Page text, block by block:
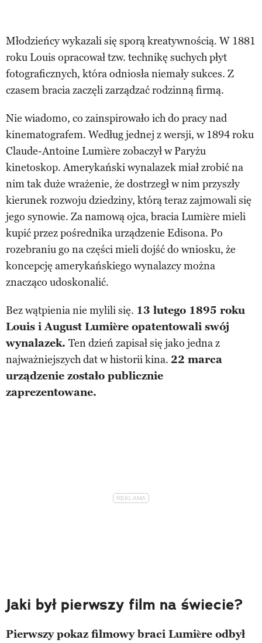
Młodzieńcy wykazali się sporą kreatywnością. W 1881
roku Louis opracował tzw. technikę suchych płyt
fotograficznych, która odniosła niemały sukces. Z
czasem bracia zaczęli zarządzać rodzinną firmą.
Nie wiadomo, co zainspirowało ich do pracy nad
kinematografem. Według jednej z wersji, w 1894 roku
Claude-Antoine Lumière zobaczył w Paryżu
kinetoskop. Amerykański wynalazek miał zrobić na
nim tak duże wrażenie, że dostrzegł w nim przyszły
kierunek rozwoju dziedziny, którą teraz zajmowali się
jego synowie. Za namową ojca, bracia Lumière mieli
kupić przez pośrednika urządzenie Edisona. Po
rozebraniu go na części mieli dojść do wniosku, że
koncepcję amerykańskiego wynalazcy można
znacząco udoskonalić.
Bez wątpienia nie mylili się. 13 lutego 1895 roku
Louis i August Lumière opatentowali swój
wynalazek. Ten dzień zapisał się jako jedna z
najważniejszych dat w historii kina. 22 marca
urządzenie zostało publicznie
zaprezentowane.
Jaki był pierwszy film na świecie?
Pierwszy pokaz filmowy braci Lumière odbył